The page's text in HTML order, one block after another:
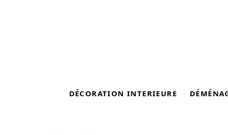
DÉCORATION INTERIEURE